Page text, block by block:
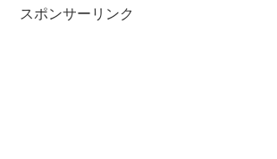
スポンサーリンク